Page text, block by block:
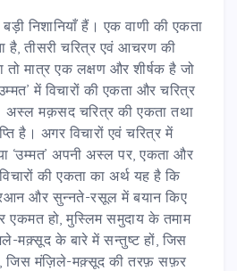
निशानियाँ हैं। एक वाणी की एकता
है, तीसरी चरित्र एवं आचरण की
तो मात्र एक लक्षण और शीर्षक है जो
में विचारों की एकता और चरित्र
अस्ल मक़सद चरित्र की एकता तथा
है। अगर विचारों एवं चरित्र में
‘उम्मत’ अपनी अस्ल पर, एकता और
की एकता का अर्थ यह है कि
और सुन्नते-रसूल में बयान किए
एकमत हो, मुस्लिम समुदाय के तमाम
मक़्सूद के बारे में सन्तुष्ट हों, जिस
जिस मंज़िले-मक़्सूद की तरफ़ सफ़र